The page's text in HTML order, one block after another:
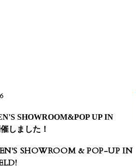
SHOWROOM&POP UP IN
しました！
SHOWROOM & POP-UP IN